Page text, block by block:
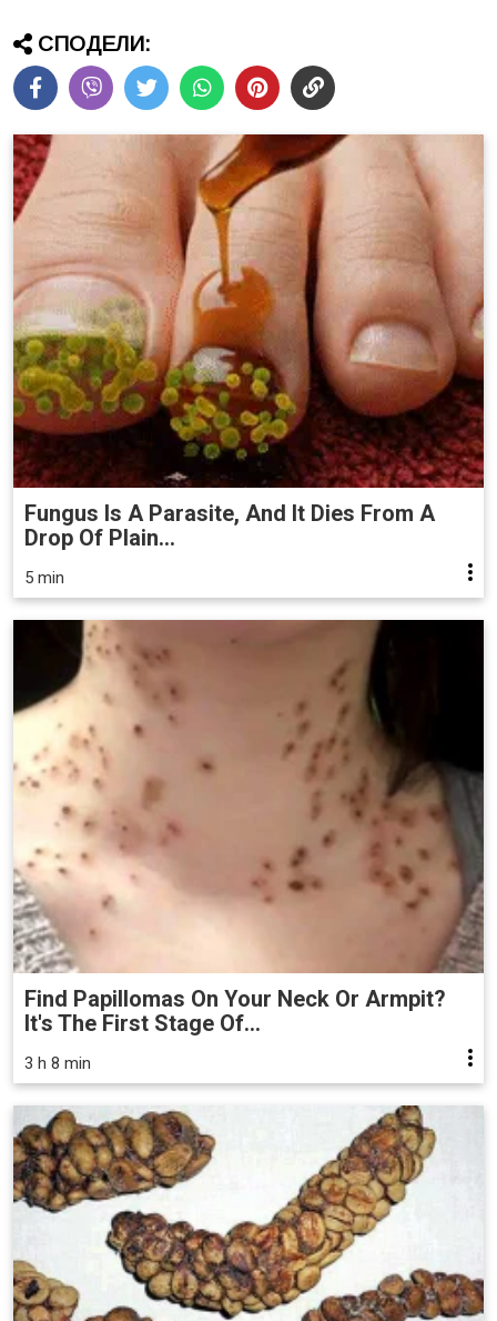
СПОДЕЛИ:
Fungus Is A Parasite, And It Dies From A
Drop Of Plain...
5 min
Find Papillomas On Your Neck Or Armpit?
It's The First Stage Of...
3 h 8 min